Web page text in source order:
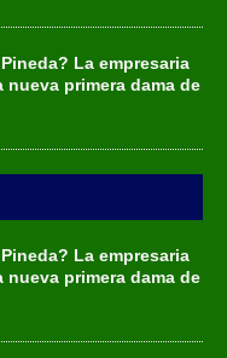
La empresaria
primera dama de
La empresaria
primera dama de